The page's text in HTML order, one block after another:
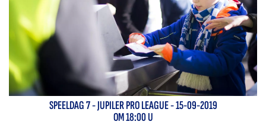
SPEELDAG7-JUPILER PRO LEAGUE- 15-09-2019
OM 18:00 U